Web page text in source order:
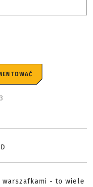
- to wiele